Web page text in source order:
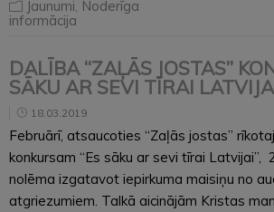
Jaunumi Noderīga
informācija
DALĪBA “ZAĻĀS JOSTAS”
SĀKU AR SEVI TĪRAI
18.03.2019
Februārī, atsaucoties “Zaļās jostas”
konkursam “Es sāku ar sevi tīrai Latvijai”,
nolēma izgatavot iepirkuma maisiņu no
atgriezumiem. Talkā aicinājām Kristas